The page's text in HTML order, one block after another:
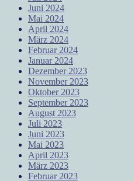
Juni 2024
Mai 2024
April 2024
März 2024
Februar 2024
Januar 2024
Dezember 2023
November 2023
Oktober 2023
September 2023
August 2023
Juli 2023
Juni 2023
Mai 2023
April 2023
März 2023
Februar 2023